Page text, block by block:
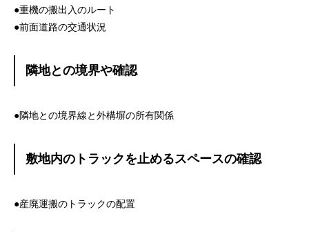
●重機の搬出入のルート
●前面道路の交通状況
隣地との境界や確認
●隣地との境界線と外構塀の所有関係
敷地内のトラックを止めるスペースの確認
●産廃運搬のトラックの配置